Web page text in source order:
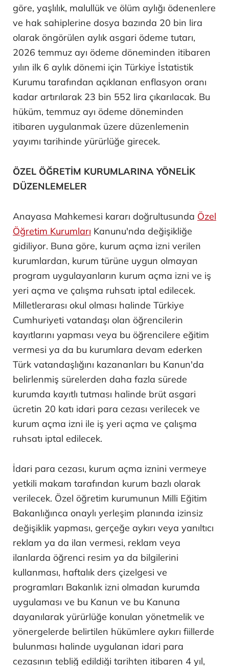
göre, yaşlılık, malullük ve ölüm aylığı ödenenlere
ve hak sahiplerine dosya bazında 20 bin lira
olarak öngörülen aylık asgari ödeme tutarı,
2026 temmuz ayı ödeme döneminden itibaren
yılın ilk 6 aylık dönemi için Türkiye İstatistik
Kurumu tarafından açıklanan enflasyon oranı
kadar artırılarak 23 bin 552 lira çıkarılacak. Bu
hüküm, temmuz ayı ödeme döneminden
itibaren uygulanmak üzere düzenlemenin
yayımı tarihinde yürürlüğe girecek.
ÖZEL ÖĞRETİM KURUMLARINA YÖNELİK
DÜZENLEMELER
Anayasa Mahkemesi kararı doğrultusunda Özel
Öğretim Kurumları Kanunu'nda değişikliğe
gidiliyor. Buna göre, kurum açma izni verilen
kurumlardan, kurum türüne uygun olmayan
program uygulayanların kurum açma izni ve iş
yeri açma ve çalışma ruhsatı iptal edilecek.
Milletlerarası okul olması halinde Türkiye
Cumhuriyeti vatandaşı olan öğrencilerin
kayıtlarını yapması veya bu öğrencilere eğitim
vermesi ya da bu kurumlara devam ederken
Türk vatandaşlığını kazananları bu Kanun'da
belirlenmiş sürelerden daha fazla sürede
kurumda kayıtlı tutması halinde brüt asgari
ücretin 20 katı idari para cezası verilecek ve
kurum açma izni ile iş yeri açma ve çalışma
ruhsatı iptal edilecek.
İdari para cezası, kurum açma iznini vermeye
yetkili makam tarafından kurum bazlı olarak
verilecek. Özel öğretim kurumunun Milli Eğitim
Bakanlığınca onaylı yerleşim planında izinsiz
değişiklik yapması, gerçeğe aykırı veya yanıltıcı
reklam ya da ilan vermesi, reklam veya
ilanlarda öğrenci resim ya da bilgilerini
kullanması, haftalık ders çizelgesi ve
programları Bakanlık izni olmadan kurumda
uygulaması ve bu Kanun ve bu Kanuna
dayanılarak yürürlüğe konulan yönetmelik ve
yönergelerde belirtilen hükümlere aykırı fiillerde
bulunması halinde uygulanan idari para
cezasının tebliğ edildiği tarihten itibaren 4 yıl,